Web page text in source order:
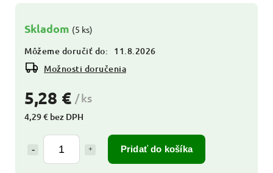
5,28 € / ks
4,29 € bez DPH
Pridať do košíka
Skladom (5 ks)
Môžeme doručiť do:
11.8.2026
Možnosti doručenia